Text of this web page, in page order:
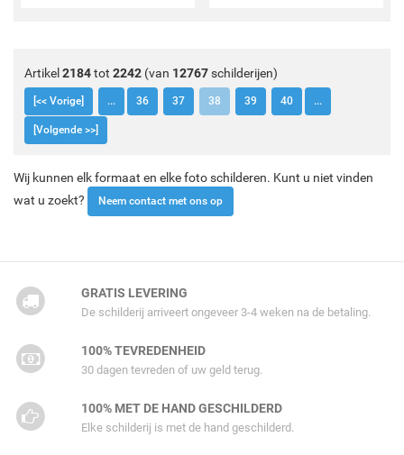
Artikel 2184tot 2242 (van 12767schilderijen)
[<< Vorige] ... 36 37 38 39 40 ...
[Volgende >>]
Wij kunnen elk formaat en elke foto schilderen. Kunt u niet vinden
wat u zoekt?
Neem contact met ons op
GRATIS LEVERING
De schilderij arriveert ongeveer 3-4 weken na de betaling.
100% TEVREDENHEID
30 dagen tevreden of uw geld terug.
100% MET DE HAND GESCHILDERD
Elke schilderij is met de hand geschilderd.